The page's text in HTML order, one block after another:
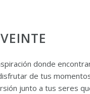
donde
de tus
junto a tus seres